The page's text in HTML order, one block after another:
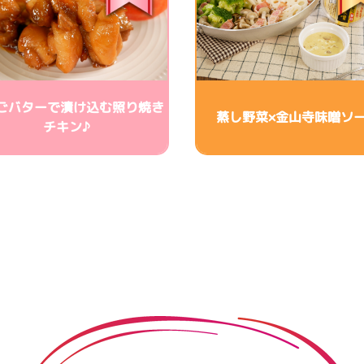
バターで漬け込む照り焼き
チキン♪
蒸し野菜×金山寺味噌ソ